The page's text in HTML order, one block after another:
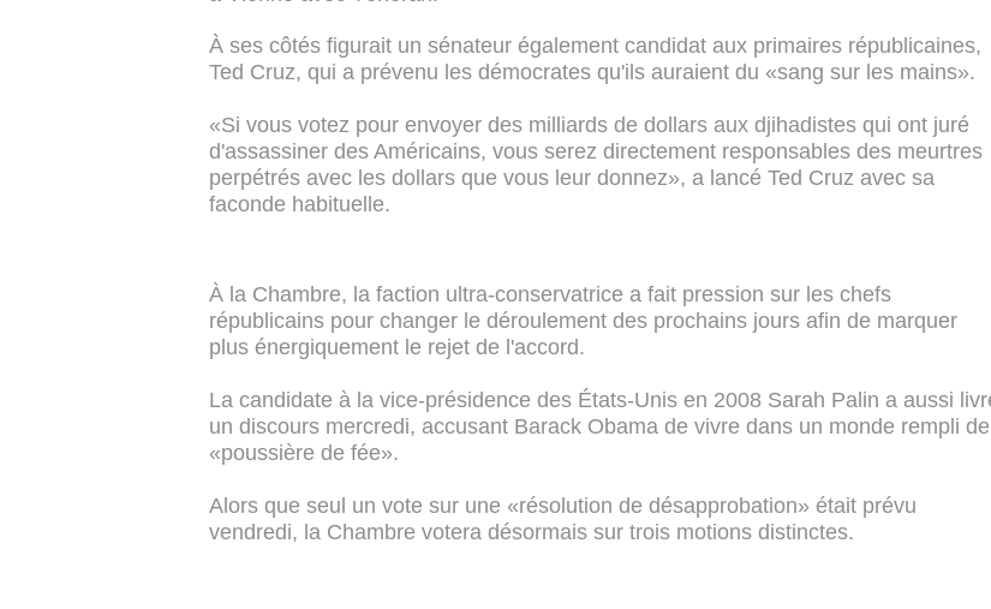
À ses côtés figurait un sénateur également candidat aux primaires républicaines,
Ted Cruz, qui a prévenu les démocrates qu'ils auraient du «sang sur les mains».
«Si vous votez pour envoyer des milliards de dollars aux djihadistes qui ont juré
d'assassiner des Américains, vous serez directement responsables des meurtres
perpétrés avec les dollars que vous leur donnez», a lancé Ted Cruz avec sa
faconde habituelle.
À la Chambre, la faction ultra-conservatrice a fait pression sur les chefs
républicains pour changer le déroulement des prochains jours afin de marquer
plus énergiquement le rejet de l'accord.
La candidate à la vice-présidence des États-Unis en 2008 Sarah Palin a aussi
un discours mercredi, accusant Barack Obama de vivre dans un monde rempli de
«poussière de fée».
Alors que seul un vote sur une «résolution de désapprobation» était prévu
vendredi, la Chambre votera désormais sur trois motions distinctes.